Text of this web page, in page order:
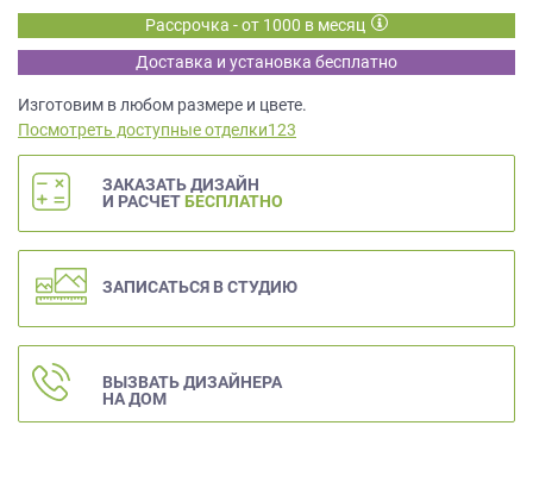
Рассрочка - от 1000 в месяц
Доставка и установка бесплатно
Изготовим в любом размере и цвете.
Посмотреть доступные отделки123
ЗАКАЗАТЬ ДИЗАЙН
И РАСЧЕТ БЕСПЛАТНО
ЗАПИСАТЬСЯ В СТУДИЮ
ВЫЗВАТЬ ДИЗАЙНЕРА
НА ДОМ